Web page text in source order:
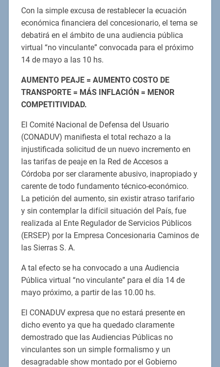
Con la simple excusa de restablecer la ecuación
económica financiera del concesionario, el tema se
debatirá en el ámbito de una audiencia pública
virtual “no vinculante” convocada para el próximo
14 de mayo a las 10 hs.
AUMENTO PEAJE = AUMENTO COSTO DE
TRANSPORTE = MÁS INFLACIÓN = MENOR
COMPETITIVIDAD.
El Comité Nacional de Defensa del Usuario
(CONADUV) manifiesta el total rechazo a la
injustificada solicitud de un nuevo incremento en
las tarifas de peaje en la Red de Accesos a
Córdoba por ser claramente abusivo, inapropiado y
carente de todo fundamento técnico-económico.
La petición del aumento, sin existir atraso tarifario
y sin contemplar la difícil situación del País, fue
realizada al Ente Regulador de Servicios Públicos
(ERSEP) por la Empresa Concesionaria Caminos de
las Sierras S. A.
A tal efecto se ha convocado a una Audiencia
Pública virtual “no vinculante” para el día 14 de
mayo próximo, a partir de las 10.00 hs.
El CONADUV expresa que no estará presente en
dicho evento ya que ha quedado claramente
demostrado que las Audiencias Públicas no
vinculantes son un simple formalismo y un
desagradable show montado por el Gobierno